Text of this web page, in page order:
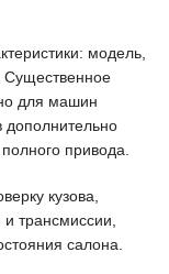
модель,
Существенное
для машин
дополнительно
привода.
кузова,
трансмиссии,
салона.